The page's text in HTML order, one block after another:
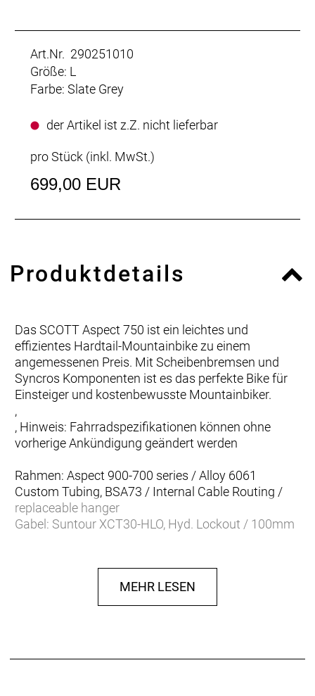
Art.Nr. 290251010
Größe: L
Farbe: Slate Grey
der Artikel ist z.Z. nicht lieferbar
pro Stück (inkl. MwSt.)
699,00 EUR
Produktdetails
Das SCOTT Aspect 750 ist ein leichtes und
effizientes Hardtail-Mountainbike zu einem
angemessenen Preis. Mit Scheibenbremsen und
Syncros Komponenten ist es das perfekte Bike für
Einsteiger und kostenbewusste Mountainbiker.
,
, Hinweis: Fahrradspezifikationen können ohne
vorherige Ankündigung geändert werden
Rahmen: Aspect 900-700 series / Alloy 6061
Custom Tubing, BSA73 / Internal Cable Routing /
replaceable hanger
Gabel: Suntour XCT30-HLO, Hyd. Lockout / 100mm
Schaltwerk: Shimano Altus RD-M2000, 18 Speed
Schalthebel: Shimano SL-M2010, R-fire plus / 2 way
release, w/gear indicator
MEHR LESEN